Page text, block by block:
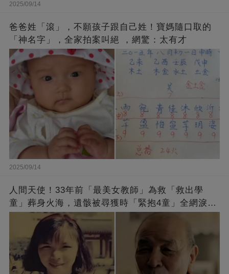
2025/09/14
爸爸姓「滾」，不願孩子跟自己姓！寶媽隨口取的
「神名字」，全家拍案叫絕 ，網驚：太有才
2025/09/14
人間天使！33年前「最美女教師」為救「救出學
童」葬身火海，遺骸被尋獲時「緊抱4童」全網淚
崩：真正的英雄不該被遺忘